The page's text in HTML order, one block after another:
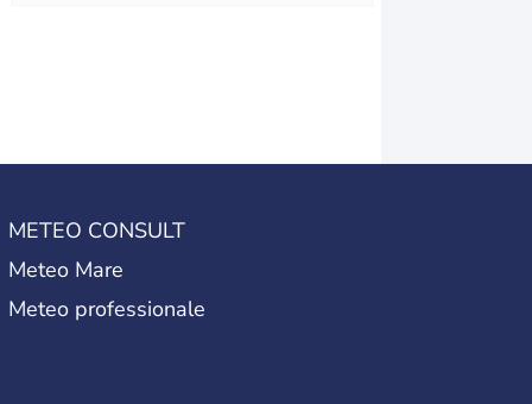
METEO CONSULT
Meteo Mare
Meteo professionale